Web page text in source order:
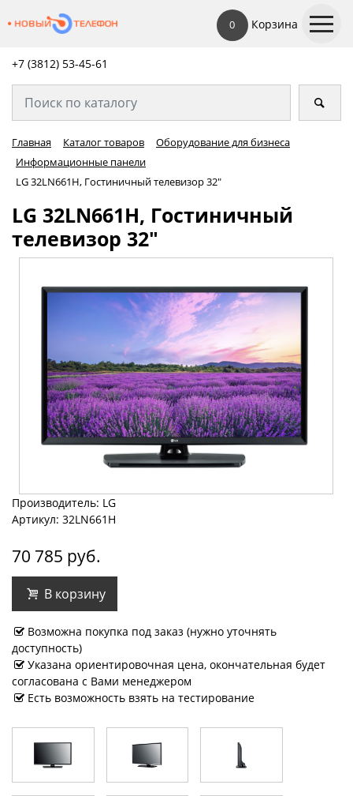
0 Корзина
+7 (3812) 53-45-61
Главная Каталог товаров
Оборудование для бизнеса
Информационные панели
LG 32LN661H, Гостиничный телевизор 32"
LG 32LN661H, Гостиничный
телевизор 32"
Производитель: LG
Артикул: 32LN661H
70 785 руб.
В корзину
Возможна покупка под заказ (нужно уточнять
доступность)
Указана ориентировочная цена, окончательная будет
согласована с Вами менеджером
Есть возможность взять на тестирование